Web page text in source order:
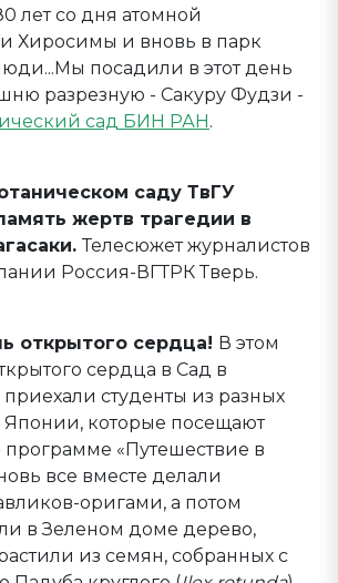
лет со дня атомной
Хиросимы и вновь в парк
посадили в этот день
разрезную - Сакуру Фудзи -
сад БИН РАН.
саду ТвГУ
жертв трагедии в
Телесюжет журналистов
Россия-ВГТРК Тверь.
открытого сердца! В этом
сердца в Сад в
студенты из разных
Японии, которые посещают
программе «Путешествие в
все вместе делали
оригами, а потом
в Зеленом доме дерево,
из семян, собранных с